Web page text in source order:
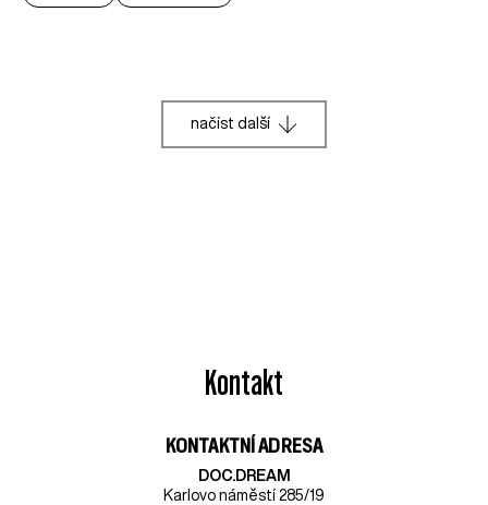
načíst další
Kontakt
KONTAKTNÍ ADRESA
DOC.DREAM​
Karlovo náměstí 285/19